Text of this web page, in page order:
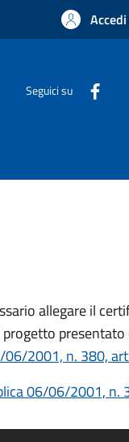
Seguici su
allegare il
presentato
2001, n. 380,
06/06/2001, n.